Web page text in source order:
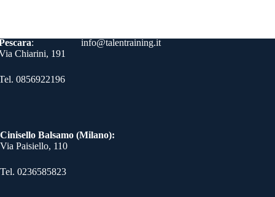
info@talentraining.it
:
Chiarini, 191
0856922196
Cinisello Balsamo (Milano):
Via Paisiello, 110
Tel. 0236585823​